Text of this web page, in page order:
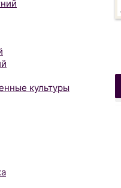
культуры